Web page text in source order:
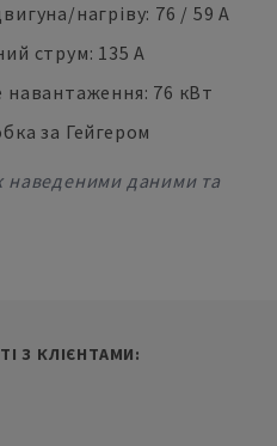
нагріву: 76 / 59 А
струм: 135 А
навантаження: 76 кВт
за Гейгером
наведеними даними та
З КЛІЄНТАМИ: